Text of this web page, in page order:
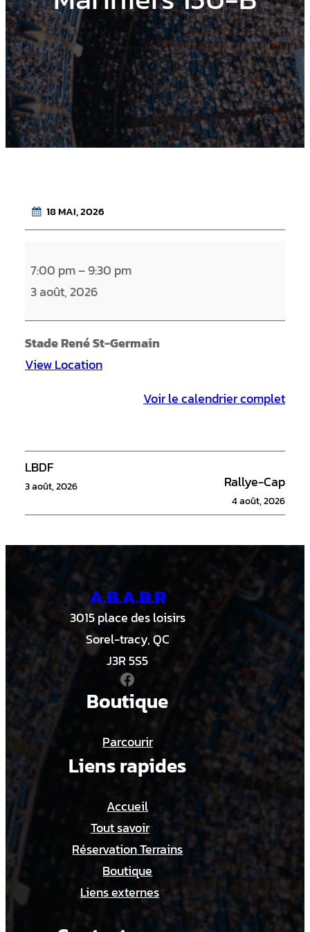
18 MAI, 2026
a
i
n
i
5
U
7:00 pm–9:30 pm
3 août, 2026
Stade René St-Germain
View Location
Voir le calendrier complet
LBDF
3 août, 2026 Rallye-Cap
4 août, 2026
A.B.A.B.R
3015 place des loisirs
Sorel-tracy, QC
J3R 5S5
Facebook
Boutique
Parcourir
Liens rapides
Accueil
Tout savoir
Réservation Terrains
Boutique
Liens externes